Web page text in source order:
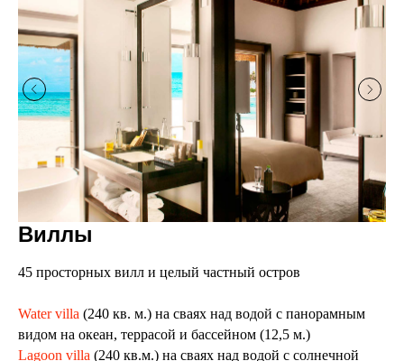
Виллы
45 просторных вилл и целый частный остров
Water villa (240 кв. м.) на сваях над водой с панорамным
видом на океан, террасой и бассейном (12,5 м.)
Lagoon villa (240 кв.м.) на сваях над водой с солнечной